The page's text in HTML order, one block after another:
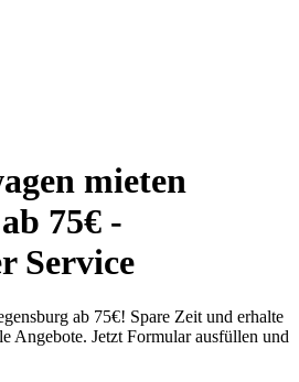
mieten
75€ -
Service
ab 75€! Spare Zeit und erhalte
Angebote. Jetzt Formular ausfüllen und